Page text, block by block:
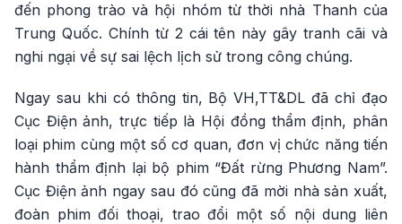
đến phong trào và hội nhóm từ thời nhà Thanh của
Trung Quốc. Chính từ 2 cái tên này gây tranh cãi và
nghi ngại về sự sai lệch lịch sử trong công chúng.
Ngay sau khi có thông tin, Bộ VH,TT&DL đã chỉ đạo
Cục Điện ảnh, trực tiếp là Hội đồng thẩm định, phân
loại phim cùng một số cơ quan, đơn vị chức năng tiến
hành thẩm định lại bộ phim “Đất rừng Phương Nam”.
Cục Điện ảnh ngay sau đó cũng đã mời nhà sản xuất,
đoàn phim đối thoại, trao đổi một số nội dung liên